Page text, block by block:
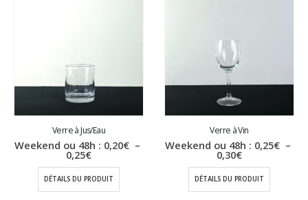
Verre à Jus/Eau
Weekend ou 48h : 0,20€ –
0,25€Plage
de
prix :
0,20€
à
DÉTAILS DU PRODUIT
Verre à Vin
Weekend ou 48h : 0,25€ –
0,30€Plage
de
prix :
0,25€
à
DÉTAILS DU PRODUIT